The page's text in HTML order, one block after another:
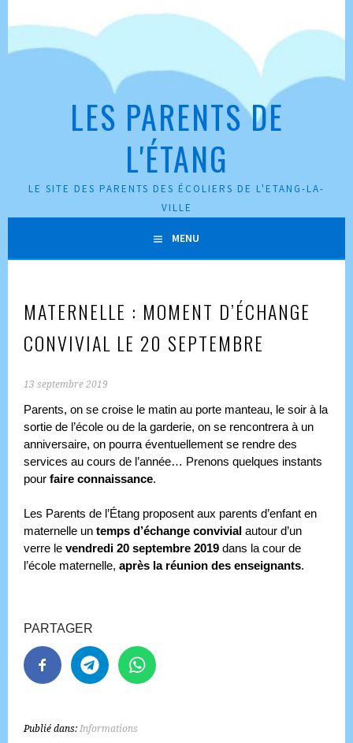
au
LES PARENTS DE
L'ÉTANG
LE SITE DES PARENTS DES ÉCOLIERS DE L'ETANG-LA-
VILLE
MENU
MATERNELLE : MOMENT D’ÉCHANGE
CONVIVIAL LE 20 SEPTEMBRE
13 septembre 2019
Parents, on se croise le matin au porte manteau, le soir à la
sortie de l’école ou de la garderie, on se rencontrera à un
anniversaire, on pourra éventuellement se rendre des
services au cours de l’année… Prenons quelques instants
pourfaire connaissance.
Les Parents de l’Étang proposent aux parents d’enfant en
maternelle untemps d’échange convivial autour d’un
verre levendredi 20 septembre 2019 dans la cour de
l’école maternelle,après la réunion des enseignants.
PARTAGER
Publié dans: Informations